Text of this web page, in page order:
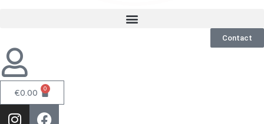
Contact
€0.00 0